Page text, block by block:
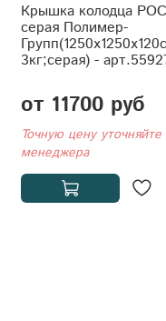
Крышка колодца
серая Полимер-
3кг;серая) -
от 11700 руб
Точную цену уточняйте
менеджера